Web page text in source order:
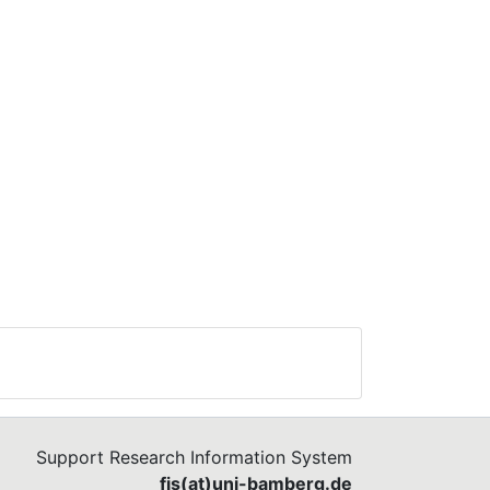
Support Research Information System
fis(at)uni-bamberg.de